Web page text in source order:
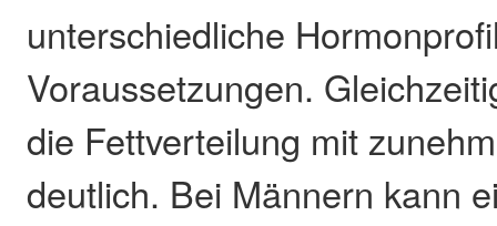
unterschiedliche
Voraussetzungen.
die Fettverteilung mit
deutlich. Bei Männern kann